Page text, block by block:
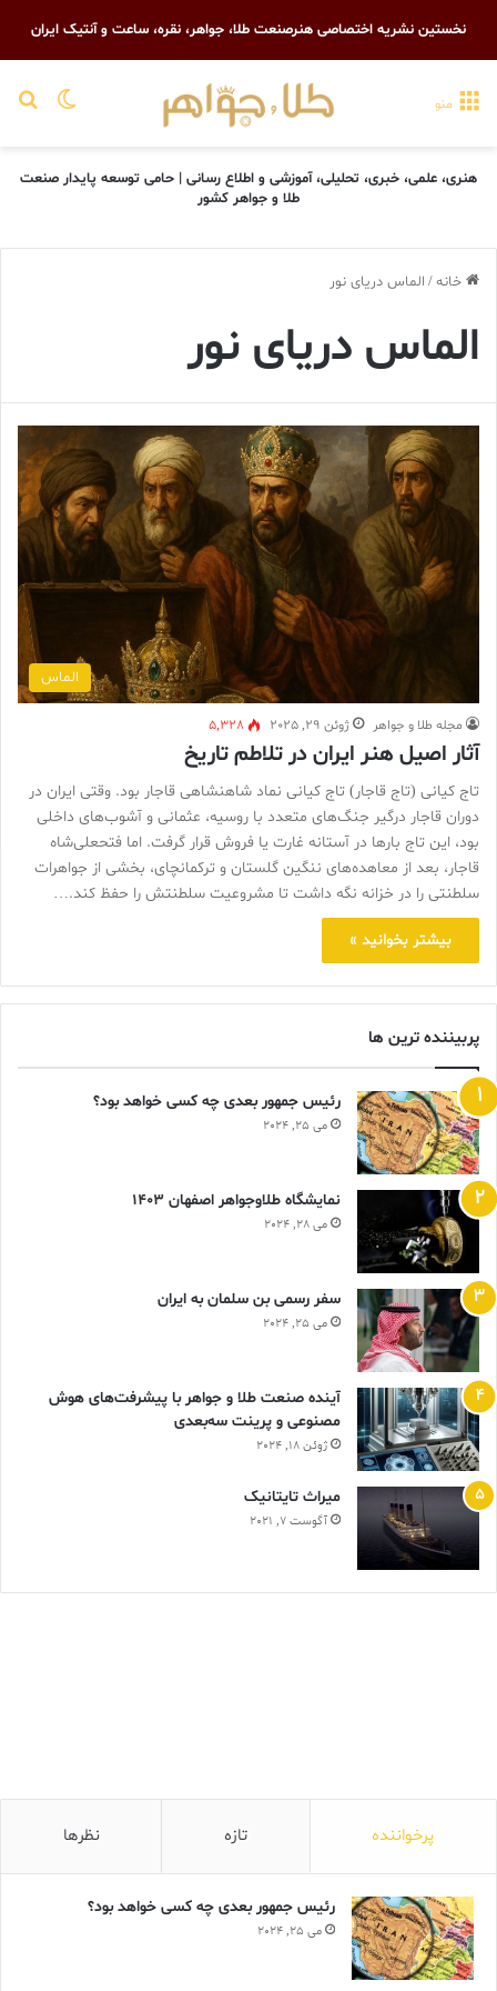
نخستین نشریه اختصاصی هنرصنعت طلا، جواهر، نقره، ساعت و آنتیک ایران
تغییر منو
هنری، علمی، خبری، تحلیلی، آموزشی و اطلاع رسانی | حامی توسعه پایدار صنعت
طلا و جواهر کشور
خانه/ الماس دریای نور
الماس دریای نور
الماس
مجله طلا و جواهر ژوئن 29, 2025 5,328
آثار اصیل هنر ایران در تلاطم تاریخ
تاج کیانی (تاج قاجار) تاج کیانی نماد شاهنشاهی قاجار بود. وقتی ایران در
دوران قاجار درگیر جنگ‌های متعدد با روسیه، عثمانی و آشوب‌های داخلی
بود، این تاج بارها در آستانه غارت یا فروش قرار گرفت. اما فتحعلی‌شاه
قاجار، بعد از معاهده‌های ننگین گلستان و ترکمانچای، بخشی از جواهرات
سلطنتی را در خزانه نگه داشت تا مشروعیت سلطنتش را حفظ کند.…
بیشتر بخوانید »
پربیننده ترین ها
رئیس جمهور بعدی چه کسی خواهد بود؟
می 25, 2024
نمایشگاه طلاوجواهر اصفهان 1403
می 28, 2024
سفر رسمی بن سلمان به ایران
می 25, 2024
آینده صنعت طلا و جواهر با پیشرفت‌های هوش
مصنوعی و پرینت سه‌بعدی
ژوئن 18, 2024
ميراث تايتانيک
آگوست 7, 2021
پرخواننده تازه نظرها
رئیس جمهور بعدی چه کسی خواهد بود؟
می 25, 2024